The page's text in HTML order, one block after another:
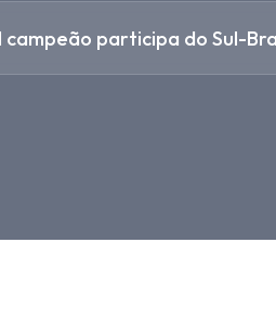
campeão participa do Sul-